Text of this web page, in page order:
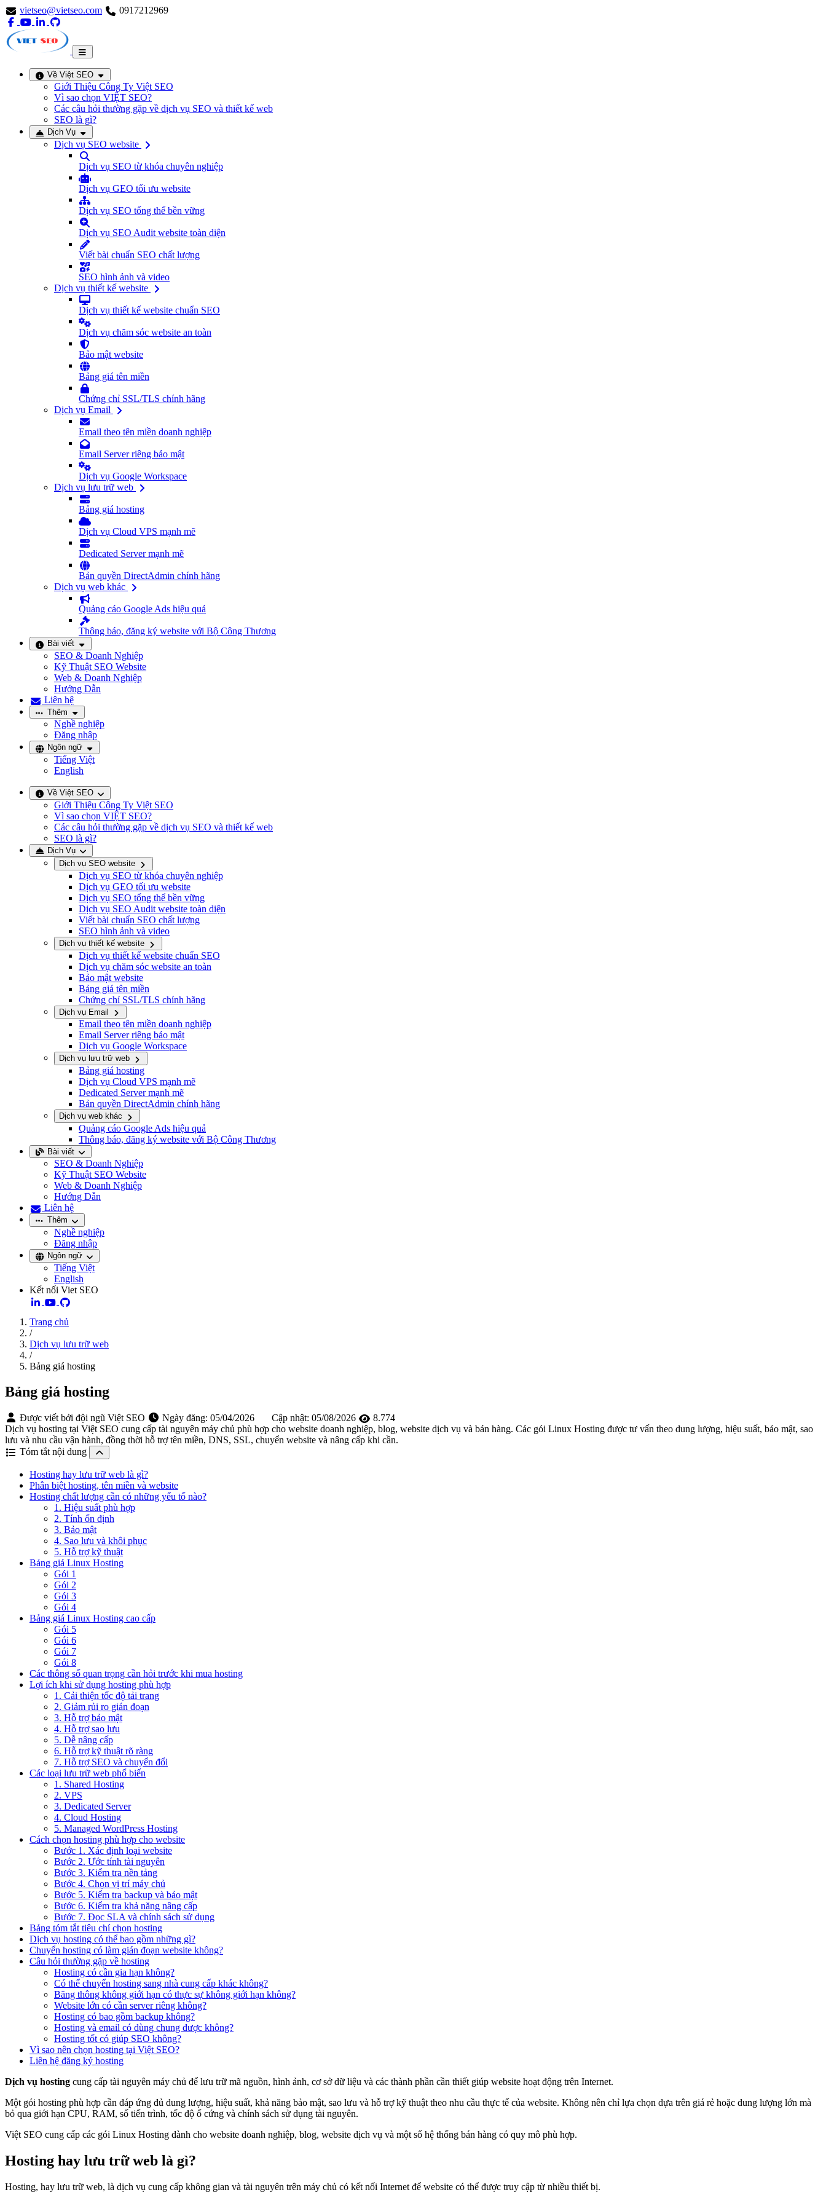
vietseo@vietseo.com 0917212969
Về Việt SEO
Giới Thiệu Công Ty Việt SEO
Vì sao chọn VIỆT SEO?
Các câu hỏi thường gặp về dịch vụ SEO và thiết kế web
SEO là gì?
Dịch Vụ
Dịch vụ SEO website
Dịch vụ SEO từ khóa chuyên nghiệp
Dịch vụ GEO tối ưu website
Dịch vụ SEO tổng thể bền vững
Dịch vụ SEO Audit website toàn diện
Viết bài chuẩn SEO chất lượng
SEO hình ảnh và video
Dịch vụ thiết kế website
Dịch vụ thiết kế website chuẩn SEO
Dịch vụ chăm sóc website an toàn
Bảo mật website
Bảng giá tên miền
Chứng chỉ SSL/TLS chính hãng
Dịch vụ Email
Email theo tên miền doanh nghiệp
Email Server riêng bảo mật
Dịch vụ Google Workspace
Dịch vụ lưu trữ web
Bảng giá hosting
Dịch vụ Cloud VPS mạnh mẽ
Dedicated Server mạnh mẽ
Bản quyền DirectAdmin chính hãng
Dịch vụ web khác
Quảng cáo Google Ads hiệu quả
Thông báo, đăng ký website với Bộ Công Thương
Bài viết
SEO & Doanh Nghiệp
Kỹ Thuật SEO Website
Web & Doanh Nghiệp
Hướng Dẫn
Liên hệ
Thêm
Nghề nghiệp
Đăng nhập
Ngôn ngữ
Tiếng Việt
English
Về Việt SEO
Giới Thiệu Công Ty Việt SEO
Vì sao chọn VIỆT SEO?
Các câu hỏi thường gặp về dịch vụ SEO và thiết kế web
SEO là gì?
Dịch Vụ
Dịch vụ SEO website
Dịch vụ SEO từ khóa chuyên nghiệp
Dịch vụ GEO tối ưu website
Dịch vụ SEO tổng thể bền vững
Dịch vụ SEO Audit website toàn diện
Viết bài chuẩn SEO chất lượng
SEO hình ảnh và video
Dịch vụ thiết kế website
Dịch vụ thiết kế website chuẩn SEO
Dịch vụ chăm sóc website an toàn
Bảo mật website
Bảng giá tên miền
Chứng chỉ SSL/TLS chính hãng
Dịch vụ Email
Email theo tên miền doanh nghiệp
Email Server riêng bảo mật
Dịch vụ Google Workspace
Dịch vụ lưu trữ web
Bảng giá hosting
Dịch vụ Cloud VPS mạnh mẽ
Dedicated Server mạnh mẽ
Bản quyền DirectAdmin chính hãng
Dịch vụ web khác
Quảng cáo Google Ads hiệu quả
Thông báo, đăng ký website với Bộ Công Thương
Bài viết
SEO & Doanh Nghiệp
Kỹ Thuật SEO Website
Web & Doanh Nghiệp
Hướng Dẫn
Liên hệ
Thêm
Nghề nghiệp
Đăng nhập
Ngôn ngữ
Tiếng Việt
English
Kết nối Viet SEO
Trang chủ
/
Dịch vụ lưu trữ web
/
Bảng giá hosting
Bảng giá hosting
Được viết bởi đội ngũ Việt SEO Ngày đăng: 05/04/2026 Cập nhật: 05/08/2026
8.774
Dịch vụ hosting tại Việt SEO cung cấp tài nguyên máy chủ phù hợp cho website doanh nghiệp, blog, website dịch vụ và bán hàng. Các gói Linux Hosting được tư vấn theo dung lượng, hiệu suất, bảo mật, sao
lưu và nhu cầu vận hành, đồng thời hỗ trợ tên miền, DNS, SSL, chuyển website và nâng cấp khi cần.
Tóm tắt nội dung
Hosting hay lưu trữ web là gì?
Phân biệt hosting, tên miền và website
Hosting chất lượng cần có những yếu tố nào?
1. Hiệu suất phù hợp
2. Tính ổn định
3. Bảo mật
4. Sao lưu và khôi phục
5. Hỗ trợ kỹ thuật
Bảng giá Linux Hosting
Gói 1
Gói 2
Gói 3
Gói 4
Bảng giá Linux Hosting cao cấp
Gói 5
Gói 6
Gói 7
Gói 8
Các thông số quan trọng cần hỏi trước khi mua hosting
Lợi ích khi sử dụng hosting phù hợp
1. Cải thiện tốc độ tải trang
2. Giảm rủi ro gián đoạn
3. Hỗ trợ bảo mật
4. Hỗ trợ sao lưu
5. Dễ nâng cấp
6. Hỗ trợ kỹ thuật rõ ràng
7. Hỗ trợ SEO và chuyển đổi
Các loại lưu trữ web phổ biến
1. Shared Hosting
2. VPS
3. Dedicated Server
4. Cloud Hosting
5. Managed WordPress Hosting
Cách chọn hosting phù hợp cho website
Bước 1. Xác định loại website
Bước 2. Ước tính tài nguyên
Bước 3. Kiểm tra nền tảng
Bước 4. Chọn vị trí máy chủ
Bước 5. Kiểm tra backup và bảo mật
Bước 6. Kiểm tra khả năng nâng cấp
Bước 7. Đọc SLA và chính sách sử dụng
Bảng tóm tắt tiêu chí chọn hosting
Dịch vụ hosting có thể bao gồm những gì?
Chuyển hosting có làm gián đoạn website không?
Câu hỏi thường gặp về hosting
Hosting có cần gia hạn không?
Có thể chuyển hosting sang nhà cung cấp khác không?
Băng thông không giới hạn có thực sự không giới hạn không?
Website lớn có cần server riêng không?
Hosting có bao gồm backup không?
Hosting và email có dùng chung được không?
Hosting tốt có giúp SEO không?
Vì sao nên chọn hosting tại Việt SEO?
Liên hệ đăng ký hosting
Dịch vụ hosting cung cấp tài nguyên máy chủ để lưu trữ mã nguồn, hình ảnh, cơ sở dữ liệu và các thành phần cần thiết giúp website hoạt động trên Internet.
Một gói hosting phù hợp cần đáp ứng đủ dung lượng, hiệu suất, khả năng bảo mật, sao lưu và hỗ trợ kỹ thuật theo nhu cầu thực tế của website. Không nên chỉ lựa chọn dựa trên giá rẻ hoặc dung lượng lớn mà
bỏ qua giới hạn CPU, RAM, số tiến trình, tốc độ ổ cứng và chính sách sử dụng tài nguyên.
Việt SEO cung cấp các gói Linux Hosting dành cho website doanh nghiệp, blog, website dịch vụ và một số hệ thống bán hàng có quy mô phù hợp.
Hosting hay lưu trữ web là gì?
Hosting, hay lưu trữ web, là dịch vụ cung cấp không gian và tài nguyên trên máy chủ có kết nối Internet để website có thể được truy cập từ nhiều thiết bị.